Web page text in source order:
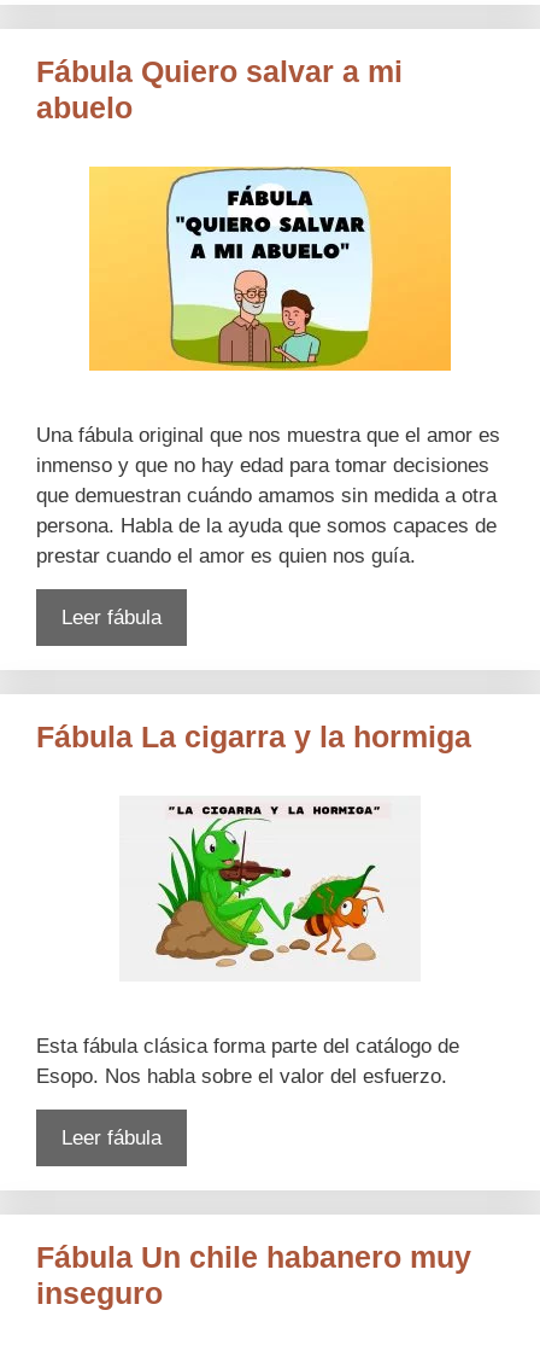
Fábula Quiero salvar a mi
abuelo
Una fábula original que nos muestra que el amor es
inmenso y que no hay edad para tomar decisiones
que demuestran cuándo amamos sin medida a otra
persona. Habla de la ayuda que somos capaces de
prestar cuando el amor es quien nos guía.
Leer fábula
Fábula La cigarra y la hormiga
Esta fábula clásica forma parte del catálogo de
Esopo. Nos habla sobre el valor del esfuerzo.
Leer fábula
Fábula Un chile habanero muy
inseguro